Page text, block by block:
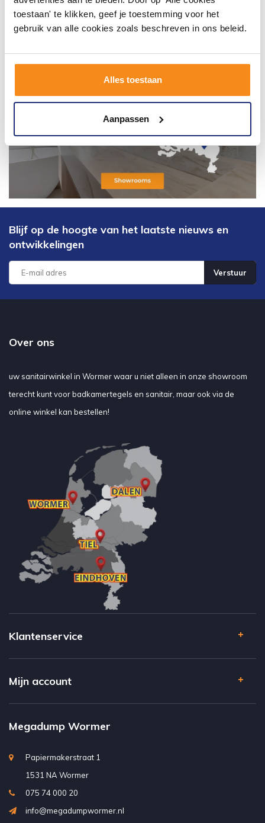
toestaan' te klikken, geef je toestemming voor het
gebruik van alle cookies zoals beschreven in ons beleid.
Alles toestaan
Aanpassen
Blijf op de hoogte van het laatste nieuws en
ontwikkelingen
Verstuur
Over ons
uw sanitairwinkel in Wormer waar u niet alleen in onze showroom
terecht kunt voor badkamertegels en sanitair, maar ook via de
online winkel kan bestellen!
Klantenservice
Mijn account
Megadump Wormer
Papiermakerstraat 1
1531 NA Wormer
075 74 000 20
info@megadumpwormer.nl